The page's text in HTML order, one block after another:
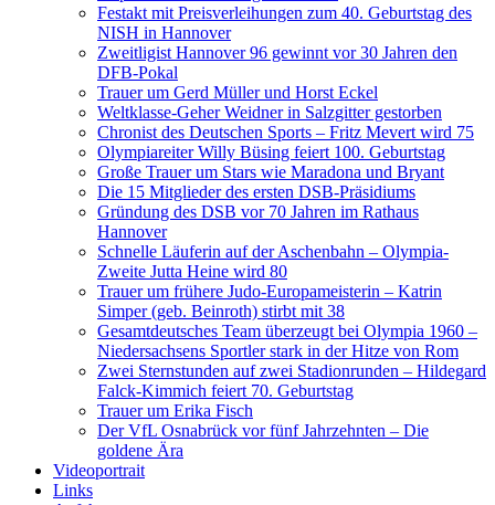
Festakt mit Preisverleihungen zum 40. Geburtstag des
NISH in Hannover
Zweitligist Hannover 96 gewinnt vor 30 Jahren den
DFB-Pokal
Trauer um Gerd Müller und Horst Eckel
Weltklasse-Geher Weidner in Salzgitter gestorben
Chronist des Deutschen Sports – Fritz Mevert wird 75
Olympiareiter Willy Büsing feiert 100. Geburtstag
Große Trauer um Stars wie Maradona und Bryant
Die 15 Mitglieder des ersten DSB-Präsidiums
Gründung des DSB vor 70 Jahren im Rathaus
Hannover
Schnelle Läuferin auf der Aschenbahn – Olympia-
Zweite Jutta Heine wird 80
Trauer um frühere Judo-Europameisterin – Katrin
Simper (geb. Beinroth) stirbt mit 38
Gesamtdeutsches Team überzeugt bei Olympia 1960 –
Niedersachsens Sportler stark in der Hitze von Rom
Zwei Sternstunden auf zwei Stadionrunden – Hildegard
Falck-Kimmich feiert 70. Geburtstag
Trauer um Erika Fisch
Der VfL Osnabrück vor fünf Jahrzehnten – Die
goldene Ära
Videoportrait
Links